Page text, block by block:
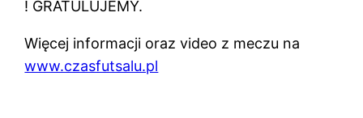
! GRATULUJEMY.
Więcej informacji oraz video z meczu na
www.czasfutsalu.pl